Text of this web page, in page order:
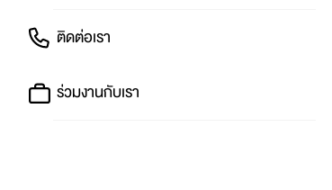
ติดต่อเรา
ร่วมงานกับเรา